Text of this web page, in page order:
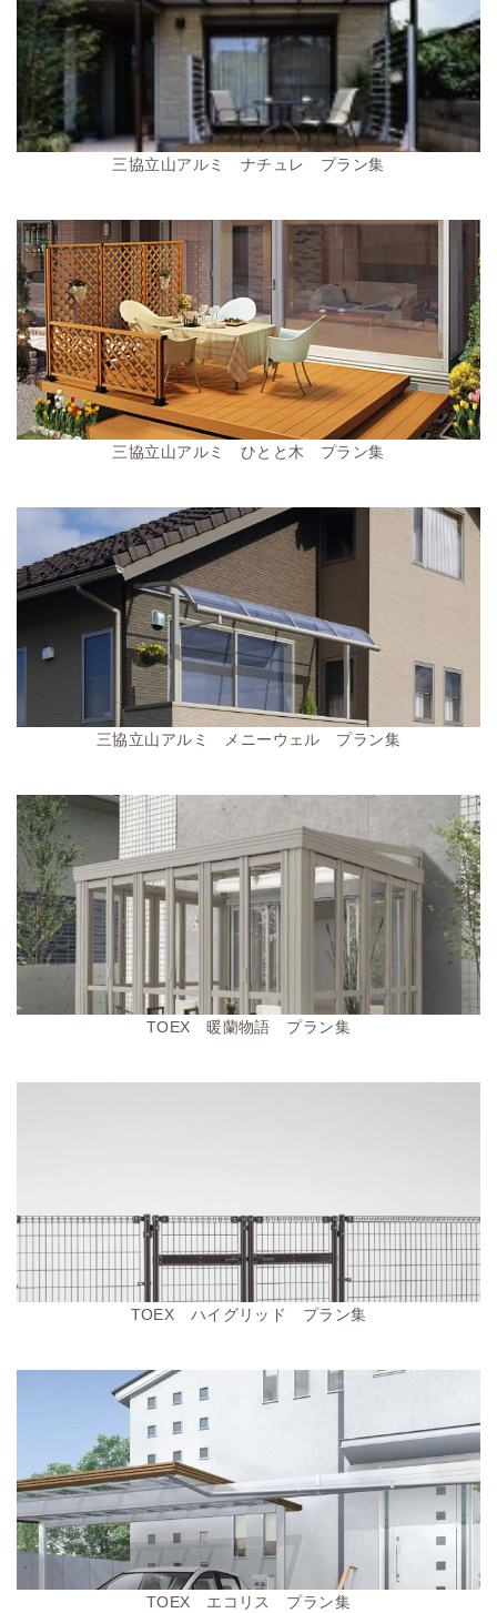
三協立山アルミ ナチュレ プラン集
三協立山アルミ ひとと木 プラン集
三協立山アルミ メニーウェル プラン集
TOEX 暖蘭物語 プラン集
TOEX ハイグリッド プラン集
TOEX エコリス プラン集